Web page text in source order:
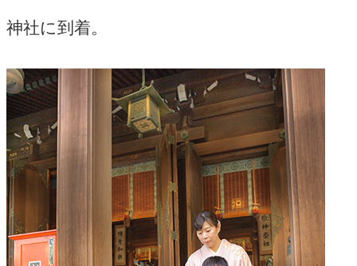
神社に到着。